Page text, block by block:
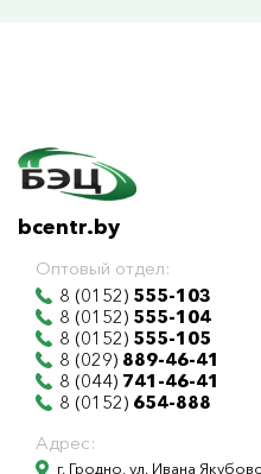
bcentr.by
Оптовый отдел:
8 (0152) 555-103
8 (0152) 555-104
8 (0152) 555-105
8 (029) 889-46-41
8 (044) 741-46-41
8 (0152) 654-888
Адрес:
г. Гродно, ул. Ивана